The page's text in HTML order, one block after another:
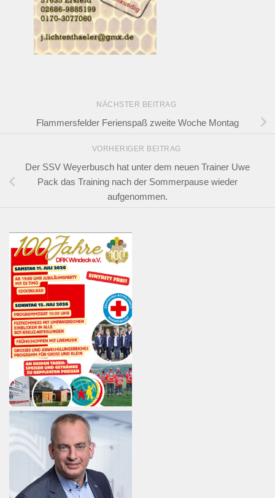
NÄCHSTER BEITRAG
Flammersfelder Ferienspaß zweite Woche Montag
VORHERIGER BEITRAG
Der SSV Weyerbusch hat unter dem neuen Trainer Uwe
Pack das Training nach der Sommerpause wieder
aufgenommen.